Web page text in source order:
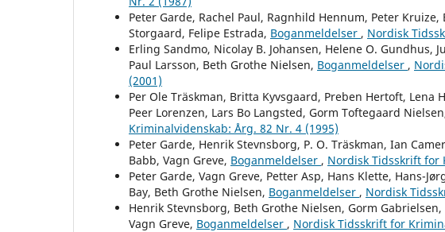
Peter Garde, Rachel Paul, Ragnhild Hennum, Peter
Storgaard, Felipe Estrada, Boganmeldelser , Nordisk
Erling Sandmo, Nicolay B. Johansen, Helene O. Gundhus,
Paul Larsson, Beth Grothe Nielsen, Boganmeldelser ,
(2001)
Per Ole Träskman, Britta Kyvsgaard, Preben Hertoft, Lena
Peer Lorenzen, Lars Bo Langsted, Gorm Toftegaard
Kriminalvidenskab: Årg. 82 Nr. 4 (1995)
Peter Garde, Henrik Stevnsborg, P. O. Träskman, Ian
Babb, Vagn Greve, Boganmeldelser , Nordisk Tidsskrift for
Peter Garde, Vagn Greve, Petter Asp, Hans Klette, Hans-
Bay, Beth Grothe Nielsen, Boganmeldelser , Nordisk
Henrik Stevnsborg, Beth Grothe Nielsen, Gorm
Vagn Greve, Boganmeldelser , Nordisk Tidsskrift for